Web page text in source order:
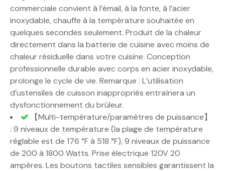
commerciale convient à l’émail, à la fonte, à l’acier
inoxydable, chauffe à la température souhaitée en
quelques secondes seulement. Produit de la chaleur
directement dans la batterie de cuisine avec moins de
chaleur résiduelle dans votre cuisine. Conception
professionnelle durable avec corps en acier inoxydable,
prolonge le cycle de vie. Remarque : L’utilisation
d’ustensiles de cuisson inappropriés entraînera un
dysfonctionnement du brûleur.
【Multi-température/paramètres de puissance】
: 9 niveaux de température (la plage de température
réglable est de 176 °F à 518 °F), 9 niveaux de puissance
de 200 à 1800 Watts. Prise électrique 120V 20
ampères. Les boutons tactiles sensibles garantissent la